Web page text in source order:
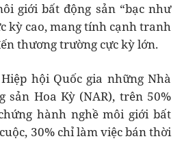
giới bất động sản “bạc như
kỳ cao, mang tính cạnh tranh
thương trường cực kỳ lớn.
hội Quốc gia những Nhà
sản Hoa Kỳ (NAR), trên 50%
hành nghề môi giới bất
30% chỉ làm việc bán thời